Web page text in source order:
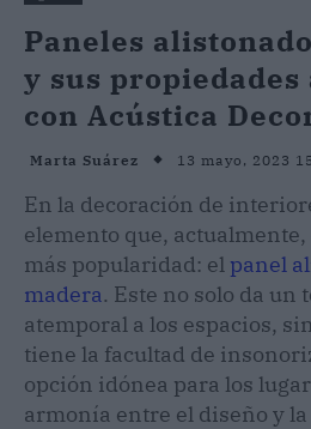
Paneles
y sus propiedades
con Acústica
Marta Suárez 13 mayo, 2023
En la decoración de
elemento que,
más popularidad: el panel
madera. Este no solo da un
atemporal a los espacios,
tiene la facultad de
opción idónea para los
armonía entre el diseño y la